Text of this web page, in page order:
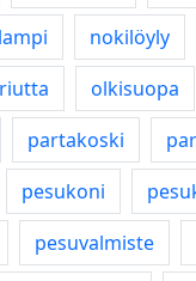
nokilöyly
olkisuopa
partakoski
pesukoni
pesuvalmiste